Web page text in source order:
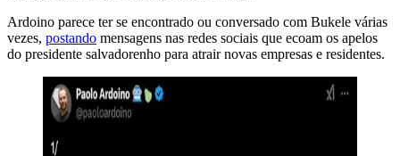
Ardoino parece ter se encontrado ou conversado com Bukele várias
vezes, postando mensagens nas redes sociais que ecoam os apelos
do presidente salvadorenho para atrair novas empresas e residentes.